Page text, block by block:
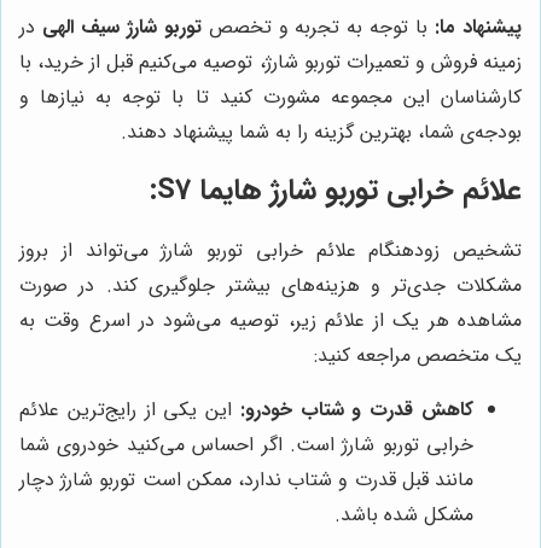
پیشنهاد ما: با توجه به تجربه و تخصصتوربو شارژ سیف الهی در
زمینه فروش و تعمیرات توربو شارژ، توصیه می‌کنیم قبل از خرید، با
کارشناسان این مجموعه مشورت کنید تا با توجه به نیازها و
بودجه‌ی شما، بهترین گزینه را به شما پیشنهاد دهند.
علائم خرابی توربو شارژ هایما S7:
تشخیص زودهنگام علائم خرابی توربو شارژ می‌تواند از بروز
مشکلات جدی‌تر و هزینه‌های بیشتر جلوگیری کند. در صورت
مشاهده هر یک از علائم زیر، توصیه می‌شود در اسرع وقت به
یک متخصص مراجعه کنید:
کاهش قدرت و شتاب خودرو: این یکی از رایج‌ترین علائم
خرابی توربو شارژ است. اگر احساس می‌کنید خودروی شما
مانند قبل قدرت و شتاب ندارد، ممکن است توربو شارژ دچار
مشکل شده باشد.